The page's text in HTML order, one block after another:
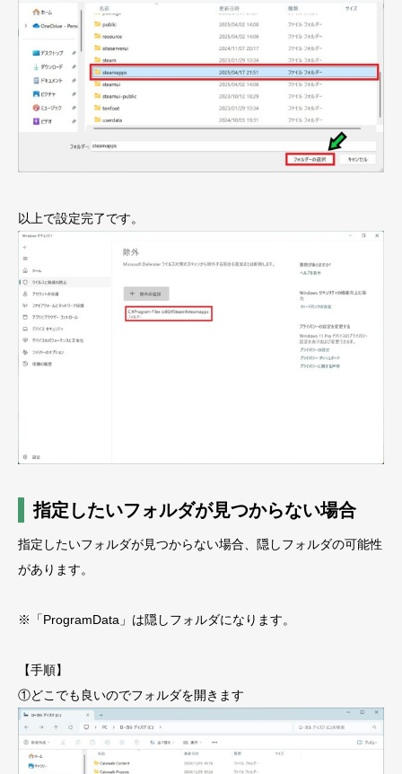
以上で設定完了です。
指定したいフォルダが見つからない場合
指定したいフォルダが見つからない場合、隠しフォルダの可能性
があります。
※「ProgramData」は隠しフォルダになります。
【手順】
①どこでも良いのでフォルダを開きます